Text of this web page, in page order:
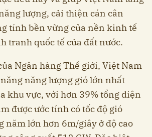
lượng, cải thiện cán cân
tính bền vững của nền kinh tế
tranh quốc tế của đất nước.
Ngân hàng Thế giới, Việt Nam
năng lượng gió lớn nhất
khu vực, với hơn 39% tổng diện
được ước tính có tốc độ gió
năm lớn hơn 6m/giây ở độ cao